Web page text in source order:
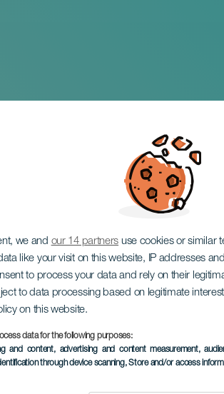
we and our 14 partners use cookies or similar
like your visit on this website, IP addresses
to process your data and rely on their
to data processing based on legitimate
on this website.
data for the following purposes:
and content, advertising and content measurement,
through device scanning, Store and/or access
de las